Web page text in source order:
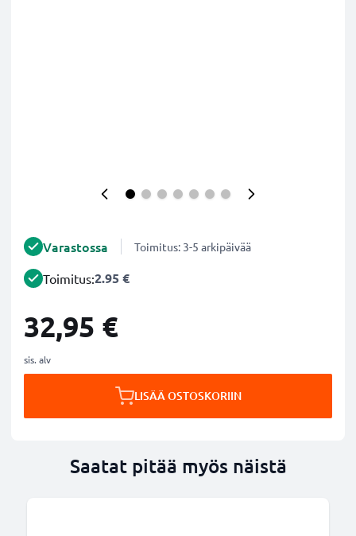
Varastossa Toimitus: 3-5 arkipäivää
Toimitus:2.95 €
32,95 €
sis. alv
LISÄÄ OSTOSKORIIN
Saatat pitää myös näistä